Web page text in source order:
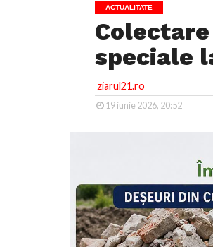
ACTUALITATE
speciale
ziarul21.ro
19 iunie 2026, 20:52